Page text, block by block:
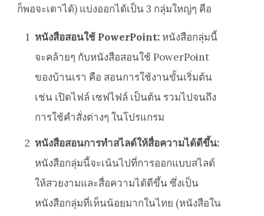
ก็พอจะเดาได้) แบ่งออกได้เป็น 3 กลุ่มใหญ่ๆ คือ
1 หนังสือสอนใช้ PowerPoint: หนังสือกลุ่มนี้
จะคล้ายๆ กับหนังสือสอนใช้ PowerPoint
ของบ้านเรา คือ สอนการใช้งานขั้นเริ่มต้น
เช่น เปิดไฟล์ เซฟไฟล์ เป็นต้น รวมไปจนถึง
การใช้คำสั่งต่างๆ ในโปรแกรม
2 หนังสือสอนการทำสไลด์ให้สื่อความได้ดีขึ้น:
หนังสือกลุ่มนี้จะเน้นไปที่การออกแบบสไลด์
ให้สวยงามและสื่อความได้ดีขึ้น ซึ่งเป็น
หนังสือกลุ่มที่เห็นน้อยมากในไทย (หนังสือใน